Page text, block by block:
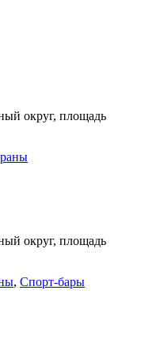
округ, площадь
округ, площадь
, Спорт-бары